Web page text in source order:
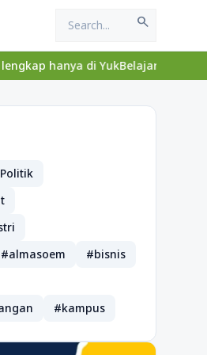
search
YukBelajar.com. Mulai langkah
#almasoem
#bisnis
#kampus